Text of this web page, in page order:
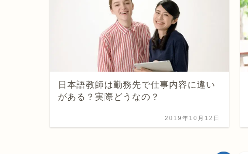
日本語教師は勤務先で仕事内容に違い
がある？実際どうなの？
2019年10月12日